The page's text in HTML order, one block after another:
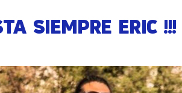
SIEMPRE ERIC !!!